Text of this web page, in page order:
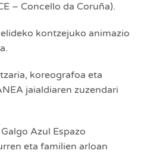
– Concello da Coruña).
kontzejuko animazio
koreografoa eta
jaialdiaren zuzendari
Galgo Azul Espazo
eta familien arloan